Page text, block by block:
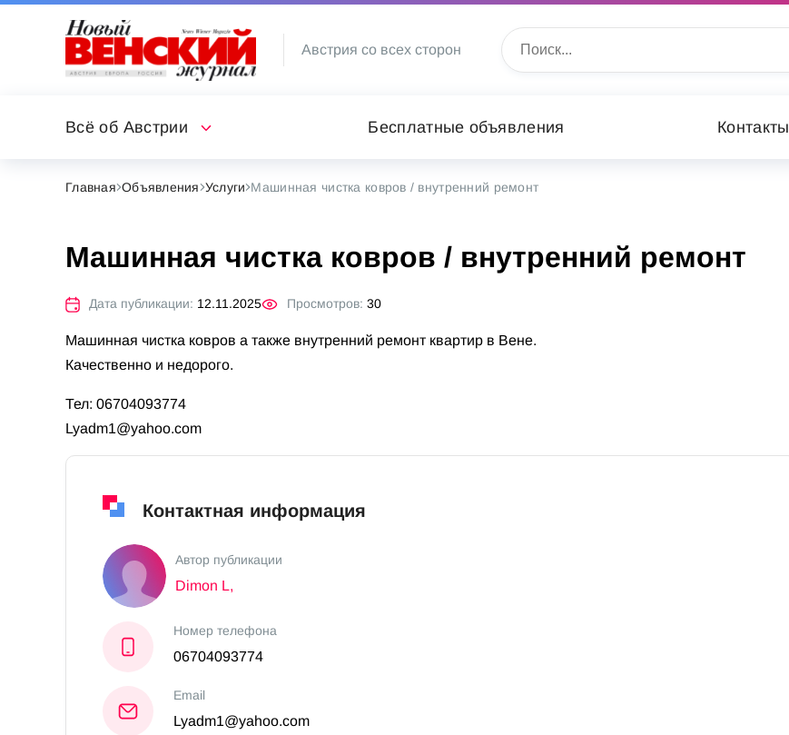
Австрия со всех сторон
Всё об Австрии Бесплатные объявления Контакты
Главная Объявления Услуги Машинная чистка ковров / внутренний ремонт
Машинная чистка ковров / внутренний ремонт
Дата публикации: 12.11.2025 Просмотров: 30
Машинная чистка ковров а также внутренний ремонт квартир в Вене.
Качественно и недорого.
Тел: 06704093774
Lyadm1@yahoo.com
Контактная информация
Автор публикации
Dimon L,
Номер телефона
06704093774
Email
Lyadm1@yahoo.com